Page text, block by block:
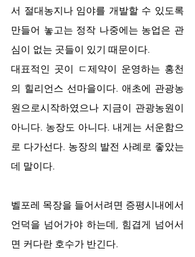
서 절대농지나 임야를 개발할 수 있도록
만들어 놓고는 정작 나중에는 농업은 관
심이 없는 곳들이 있기 때문이다.
대표적인 곳이 ㄷ제약이 운영하는 홍천
의 힐리언스 선마을이다. 애초에 관광농
원으로시작하였으나 지금이 관광농원이
아니다. 농장도 아니다. 내게는 서운함으
로 다가선다. 농장의 발전 사례로 좋았는
데 말이다.
벨포레 목장을 들어서려면 증평시내에서
언덕을 넘어가야 하는데, 힘겹게 넘어서
면 커다란 호수가 반긴다.